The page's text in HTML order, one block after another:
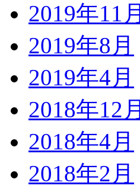
2019年11月
2019年8月
2019年4月
2018年12月
2018年4月
2018年2月